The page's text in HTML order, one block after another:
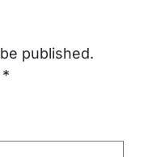
published.
*